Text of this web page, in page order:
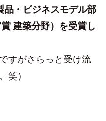
品・ビジネスモデル部
建築分野）を受賞し
すがさらっと受け流
笑）